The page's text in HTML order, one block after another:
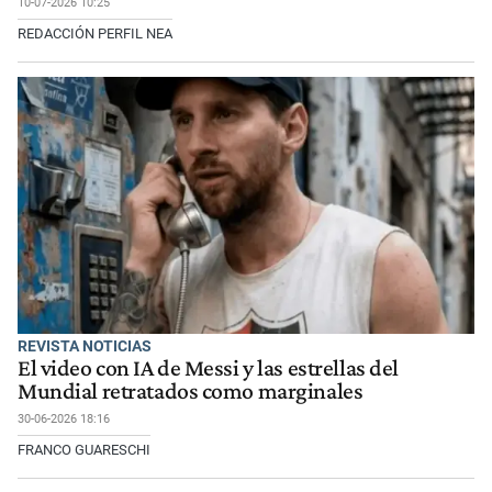
10-07-2026 10:25
REDACCIÓN PERFIL NEA
REVISTA NOTICIAS
El video con IA de Messi y las estrellas del
Mundial retratados como marginales
30-06-2026 18:16
FRANCO GUARESCHI